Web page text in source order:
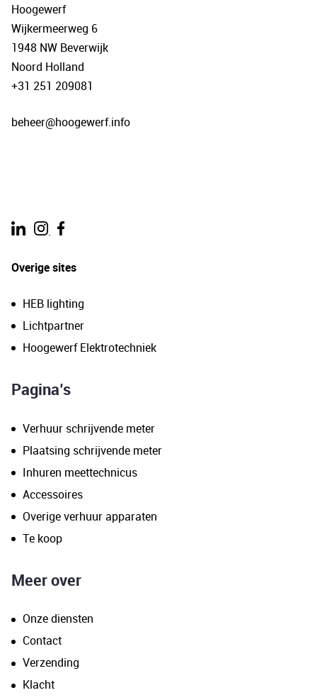
Hoogewerf
Wijkermeerweg 6
1948 NW Beverwijk
Noord Holland
+31 251 209081
beheer@hoogewerf.info
.
Overige sites
HEB lighting
Lichtpartner
Hoogewerf Elektrotechniek
Pagina’s
Verhuur schrijvende meter
Plaatsing schrijvende meter
Inhuren meettechnicus
Accessoires
Overige verhuur apparaten
Te koop
Meer over
Onze diensten
Contact
Verzending
Klacht